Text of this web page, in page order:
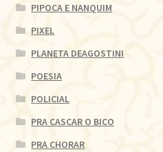
PIPOCA E NANQUIM
PIXEL
PLANETA DEAGOSTINI
POESIA
POLICIAL
PRA CASCAR O BICO
PRA CHORAR